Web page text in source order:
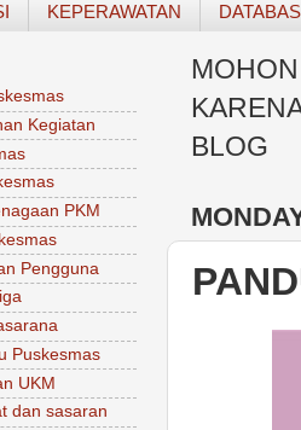
KEPERAWATAN
BLOG
Kegiatan
PKM
Pengguna
Puskesmas
UKM
dan sasaran